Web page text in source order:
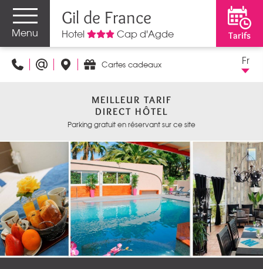
Menu
Gil de France
Hotel Cap d'Agde Tarifs
Cartes cadeaux Fr
MEILLEUR TARIF
DIRECT HÔTEL
Parking gratuit en réservant sur ce site